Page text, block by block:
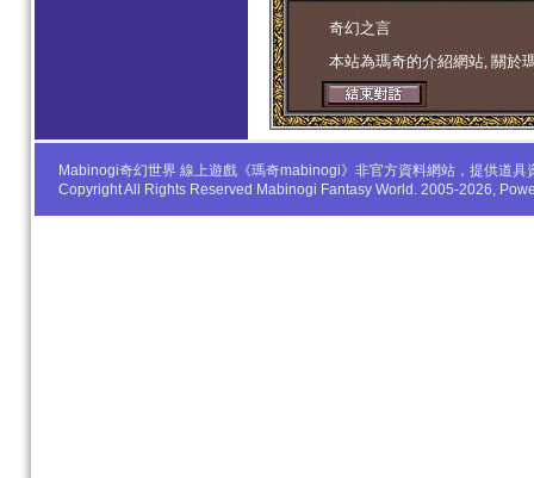
学生妹 奇幻之言
本站為瑪奇的介紹網站, 關於
Mabinogi奇幻世界 線上遊戲《瑪奇mabinogi》非官方資料網站，提供道
Copyright All Rights Reserved Mabinogi Fantasy World. 2005-2026,